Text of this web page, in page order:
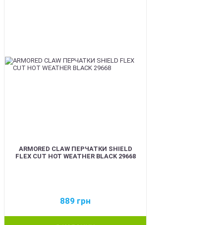
ARMORED CLAW ПЕРЧАТКИ SHIELD
FLEX CUT HOT WEATHER BLACK 29668
889 грн